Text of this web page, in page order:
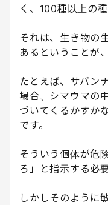
く、100種以上の
それは、生き物の
あるということが
たとえば、サバン
場合、シマウマの
づいてくるかすか
です。
そういう個体が危
ろ」と指示する必
しかしそのように